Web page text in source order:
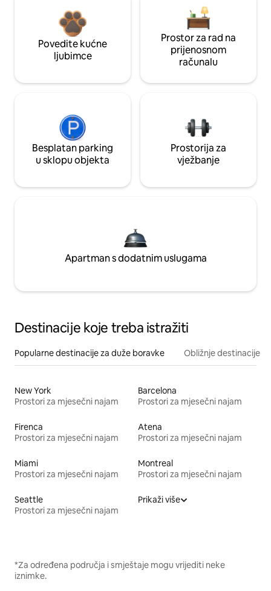
Povedite kućne
ljubimce
Prostor za rad na
prijenosnom
računalu
Besplatan parking
u sklopu objekta
Prostorija za
vježbanje
Apartman s dodatnim uslugama
Destinacije koje treba istražiti
Popularne destinacije za duže boravke Obližnje destinacije
New York
Prostori za mjesečni najam
Barcelona
Prostori za mjesečni najam
Firenca
Prostori za mjesečni najam
Atena
Prostori za mjesečni najam
Miami
Prostori za mjesečni najam
Montreal
Prostori za mjesečni najam
Seattle
Prostori za mjesečni najam
Prikaži više
*Za određena područja i smještaje mogu vrijediti neke
iznimke.